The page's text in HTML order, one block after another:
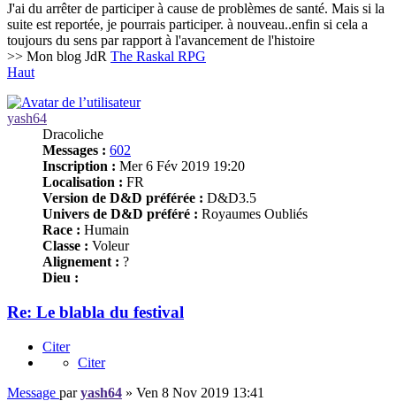
J'ai du arrêter de participer à cause de problèmes de santé. Mais si la
suite est reportée, je pourrais participer. à nouveau..enfin si cela a
toujours du sens par rapport à l'avancement de l'histoire
>> Mon blog JdR The Raskal RPG
Haut
yash64
Dracoliche
Messages : 602
Inscription : Mer 6 Fév 2019 19:20
Localisation : FR
Version de D&D préférée : D&D3.5
Univers de D&D préféré : Royaumes Oubliés
Race : Humain
Classe : Voleur
Alignement : ?
Dieu :
Re: Le blabla du festival
Citer
Citer
Message paryash64 » Ven 8 Nov 2019 13:41